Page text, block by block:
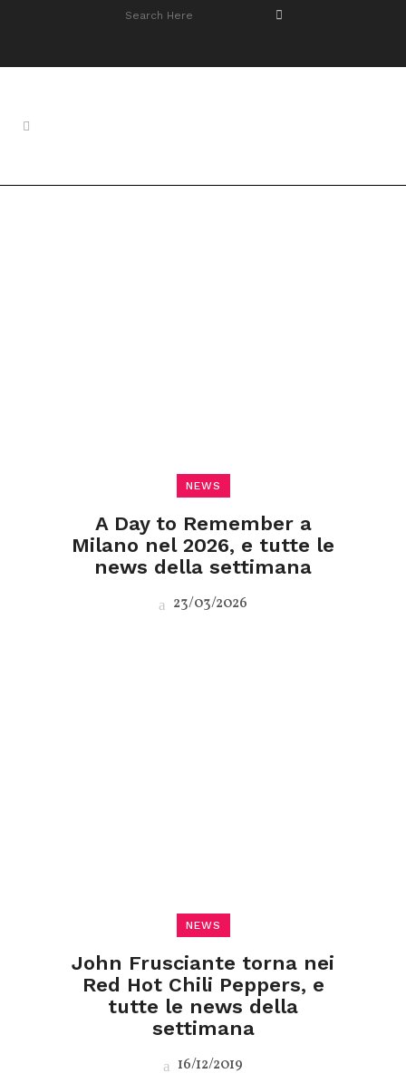
NEWS
A Day to Remember a
Milano nel 2026, e tutte le
news della settimana
23/03/2026
NEWS
John Frusciante torna nei
Red Hot Chili Peppers, e
tutte le news della
settimana
16/12/2019